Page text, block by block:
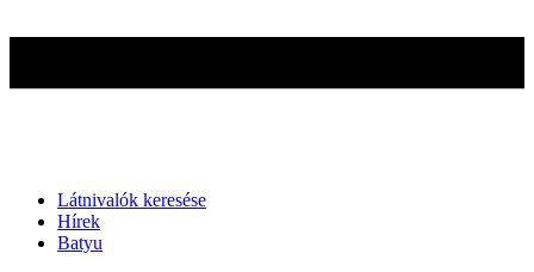
Látnivalók keresése
Hírek
Batyu